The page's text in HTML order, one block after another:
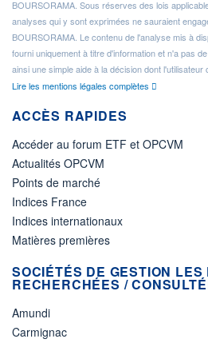
BOURSORAMA. Sous réserves des lois
analyses qui y sont exprimées ne sauraient
BOURSORAMA. Le contenu de l'analyse mis à
fourni uniquement à titre d'information et n'a pas
ainsi une simple aide à la décision dont
Lire les mentions légales complètes
ACCÈS RAPIDES
Accéder au forum ETF et OPCVM
Actualités OPCVM
Points de marché
Indices France
Indices internationaux
Matières premières
SOCIÉTÉS DE GESTION LES
RECHERCHÉES /
Amundi
Carmignac